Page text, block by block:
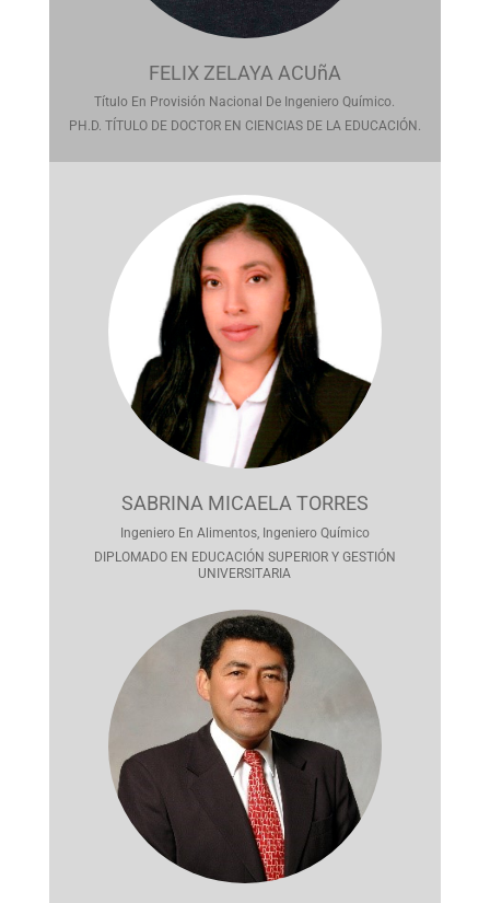
FELIX ZELAYA ACUñA
Título En Provisión Nacional De Ingeniero Químico.
PH.D. TÍTULO DE DOCTOR EN CIENCIAS DE LA EDUCACIÓN.
SABRINA MICAELA TORRES
Ingeniero En Alimentos, Ingeniero Químico
DIPLOMADO EN EDUCACIÓN SUPERIOR Y GESTIÓN
UNIVERSITARIA